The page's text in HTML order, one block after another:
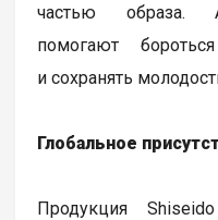
частью образа.
помогают
и сохранять
Глобальное
Продукция